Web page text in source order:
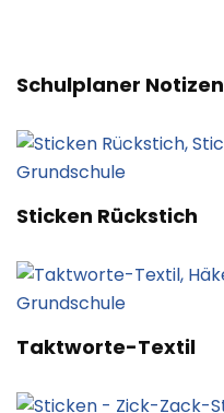
Schulplaner Notizen
Sticken Rückstich
Taktworte-Textil